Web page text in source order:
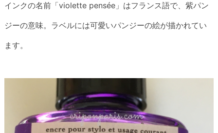
インクの名前「violette pensée」はフランス語で、紫パン
ジーの意味。ラベルには可愛いパンジーの絵が描かれてい
ます。